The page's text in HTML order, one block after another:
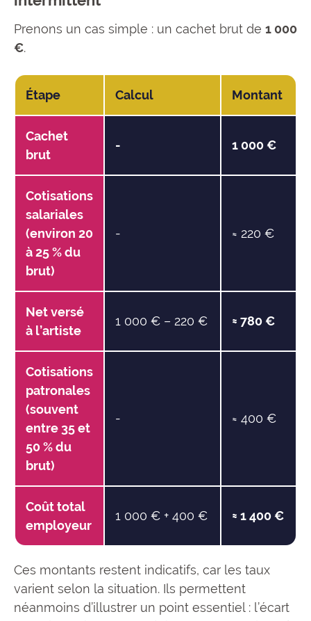
Prenons un cas simple : un cachet brut de 1 000
€.
Étape Calcul Montant
Cachet
brut
- 1 000 €
Cotisations
salariales
(environ 20
à 25 % du
brut)
- ≈ 220 €
Net versé
à l’artiste
1 000 € – 220 € ≈ 780 €
Cotisations
patronales
(souvent
entre 35 et
50 % du
brut)
- ≈ 400 €
Coût total
employeur
1 000 € + 400 € ≈ 1 400 €
Ces montants restent indicatifs, car les taux
varient selon la situation. Ils permettent
néanmoins d’illustrer un point essentiel : l’écart